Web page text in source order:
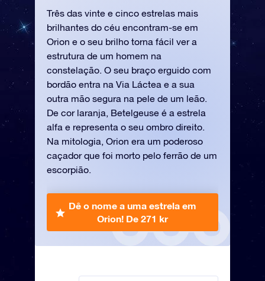
Três das vinte e cinco estrelas mais
brilhantes do céu encontram-se em
Orion e o seu brilho torna fácil ver a
estrutura de um homem na
constelação. O seu braço erguido com
bordão entra na Via Láctea e a sua
outra mão segura na pele de um leão.
De cor laranja, Betelgeuse é a estrela
alfa e representa o seu ombro direito.
Na mitologia, Orion era um poderoso
caçador que foi morto pelo ferrão de um
escorpião.
Dê o nome a uma estrela em
Orion! De 271 kr